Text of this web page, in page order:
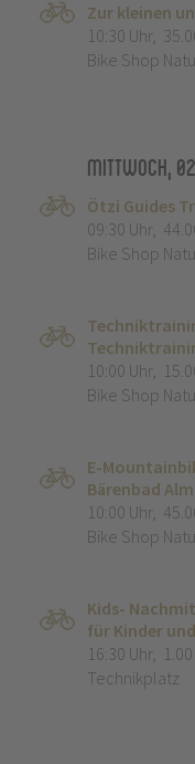
Zur kleinen
10:30 Uhr,
Bike Shop
Mittwoch,
Ötzi Guides
09:30 Uhr,
Bike Shop
10:00 Uhr,
Bike Shop
E-
Bärenbad Alm
10:00 Uhr,
Bike Shop
Kids-
für Kinder
16:30 Uhr,
Technikplatz